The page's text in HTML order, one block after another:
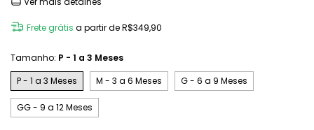
Frete grátis a partir deR$349,90
Tamanho: P - 1 a 3 Meses
P - 1 a 3 Meses
M - 3 a 6 Meses G - 6 a 9 Meses
GG - 9 a 12 Meses